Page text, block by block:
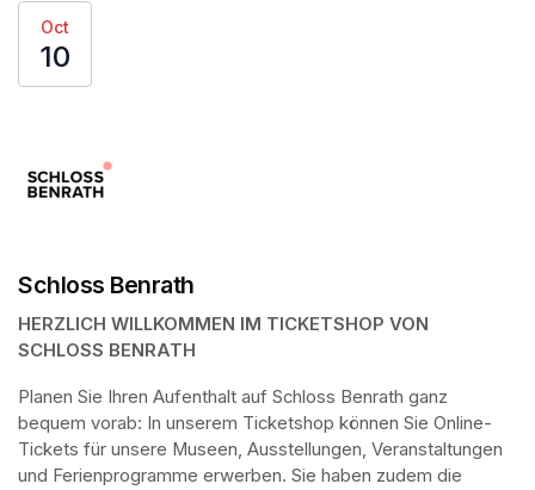
Oct
10
Schloss Benrath
HERZLICH WILLKOMMEN IM TICKETSHOP VON
SCHLOSS BENRATH
Planen Sie Ihren Aufenthalt auf Schloss Benrath ganz
bequem vorab: In unserem Ticketshop können Sie Online-
Tickets für unsere Museen, Ausstellungen, Veranstaltungen
und Ferienprogramme erwerben. Sie haben zudem die